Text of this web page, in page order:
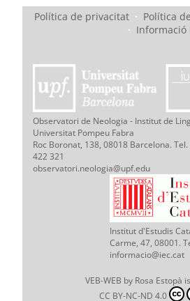
Política de privacitat · Política
· Informació
Observatori de Neologia - Institut de
Universitat Pompeu Fabra
Roc Boronat, 138, 08018 Barcelona.
422 321
observatori.neologia@upf.edu
Institut d'Estudis
Carme, 47, 08001.
informacio@iec.cat
VEB-WEB by Rosa Estopà
CC BY-NC-ND 4.0